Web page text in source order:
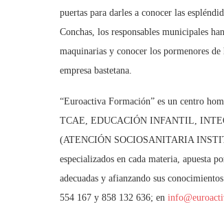
puertas para darles a conocer las
Conchas, los responsables municipales
maquinarias y conocer los pormenores
empresa bastetana.
“Euroactiva Formación” es un centro
TCAE, EDUCACIÓN INFANTIL,
(ATENCIÓN SOCIOSANITARIA
especializados en cada materia, apuesta
adecuadas y afianzando sus
554 167 y 858 132 636; en